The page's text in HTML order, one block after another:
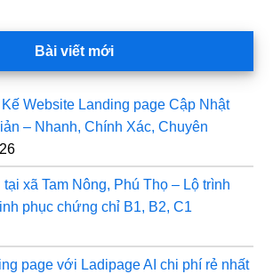
Bài viết mới
Website Landing page Cập Nhật
– Nhanh, Chính Xác, Chuyên
xã Tam Nông, Phú Thọ – Lộ trình
phục chứng chỉ B1, B2, C1
page với Ladipage AI chi phí rẻ nhất